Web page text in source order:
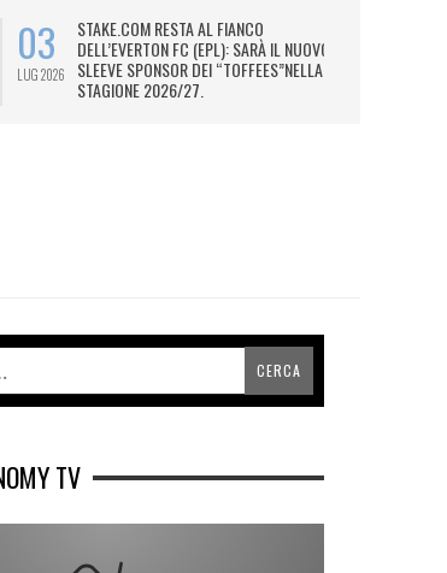
03
LUG 2026
STAKE.COM RESTA AL FIANCO
DELL’EVERTON FC (EPL): SARÀ IL NUOVO
SLEEVE SPONSOR DEI “TOFFEES”NELLA
STAGIONE 2026/27.
TV